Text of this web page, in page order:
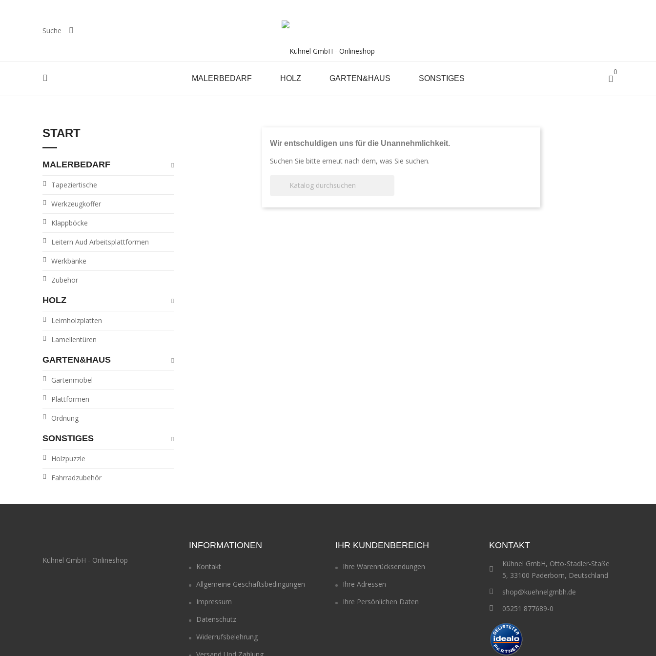
0
Suche
MALERBEDARF HOLZ GARTEN&HAUS SONSTIGES
START
MALERBEDARF
Tapeziertische
Werkzeugkoffer
Klappböcke
Leitern Aud Arbeitsplattformen
Werkbänke
Zubehör
HOLZ
Leimholzplatten
Lamellentüren
GARTEN&HAUS
Gartenmöbel
Plattformen
Ordnung
SONSTIGES
Holzpuzzle
Fahrradzubehör
Wir entschuldigen uns für die Unannehmlichkeit.
Suchen Sie bitte erneut nach dem, was Sie suchen.
Kühnel GmbH - Onlineshop
INFORMATIONEN
Kontakt
Allgemeine Geschäftsbedingungen
Impressum
Datenschutz
Widerrufsbelehrung
IHR KUNDENBEREICH
Ihre Warenrücksendungen
Ihre Adressen
Ihre Persönlichen Daten
KONTAKT
Kühnel GmbH, Otto-Stadler-Staße
5, 33100 Paderborn, Deutschland
shop@kuehnelgmbh.de
05251 877689-0